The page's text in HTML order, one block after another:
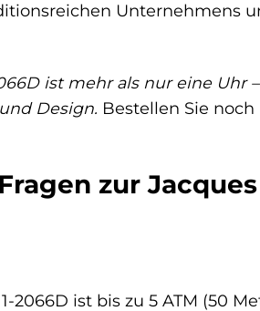
Unternehmens
ist mehr als nur eine
Design. Bestellen Sie
zur
2066D ist bis zu 5 ATM (50